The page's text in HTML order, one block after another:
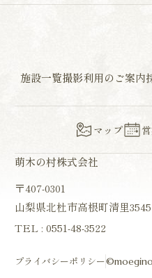
施設一覧撮影利用のご案内
マップ
萌木の村株式会社
〒407-0301
山梨県北杜市高根町清里3545
TEL : 0551-48-3522
プライバシーポリシー